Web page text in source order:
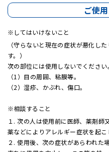
ご使
してはいけないこと
（守らないと現在の症状が悪化し
す。）
次の部位には使用しないでください。
（1）目の周囲、粘膜等。
（2）湿疹、かぶれ、傷口。
相談すること
１. 次の人は使用前に医師、薬剤師
薬などによりアレルギー症状を起こ
２. 使用後、次の症状があらわれた